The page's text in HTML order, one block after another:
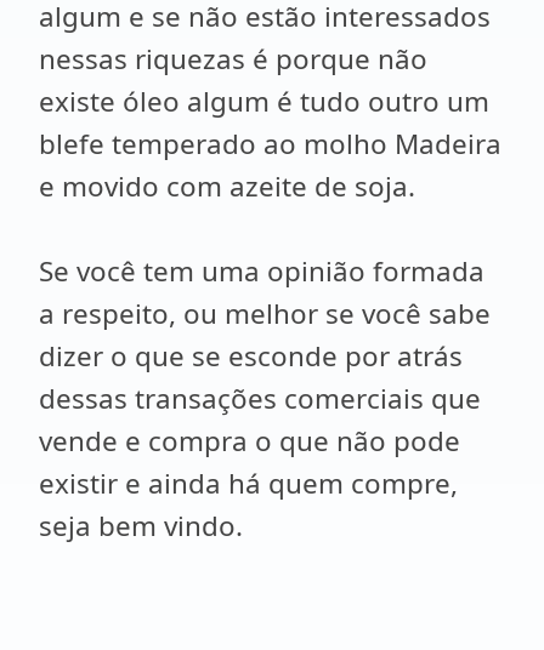
algum e se não estão interessados
nessas riquezas é porque não
existe óleo algum é tudo outro um
blefe temperado ao molho Madeira
e movido com azeite de soja.
Se você tem uma opinião formada
a respeito, ou melhor se você sabe
dizer o que se esconde por atrás
dessas transações comerciais que
vende e compra o que não pode
existir e ainda há quem compre,
seja bem vindo.